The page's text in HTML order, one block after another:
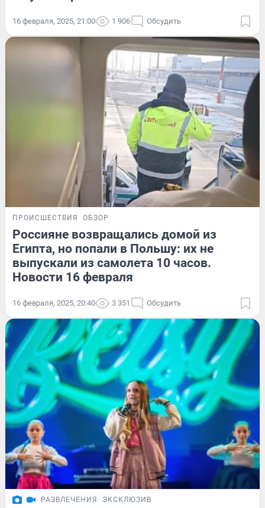
16 февраля, 2025, 21:00 1 906 Обсудить
ПРОИСШЕСТВИЯ ОБЗОР
Россияне возвращались домой из
Египта, но попали в Польшу: их не
выпускали из самолета 10 часов.
Новости 16 февраля
16 февраля, 2025, 20:40 3 351 Обсудить
РАЗВЛЕЧЕНИЯ ЭКСКЛЮЗИВ